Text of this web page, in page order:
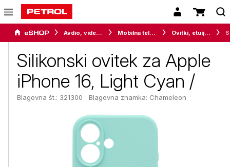
Avdio, video in telefonija Mobilna telefonija Ovitki, etuiji, torbice in držala
Silikonski ovitek za Apple
iPhone 16, Light Cyan /
Blagovna št.: 321300 Blagovna znamka: Chameleon